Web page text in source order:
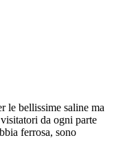
le bellissime saline ma
da ogni parte
ferrosa, sono